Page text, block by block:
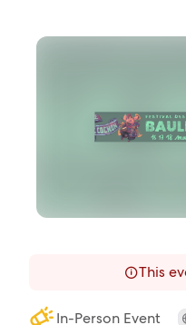
This
In-Person Event